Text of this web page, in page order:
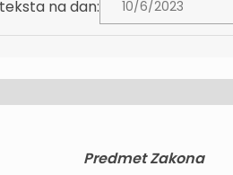
na dan:
Predmet Zakona